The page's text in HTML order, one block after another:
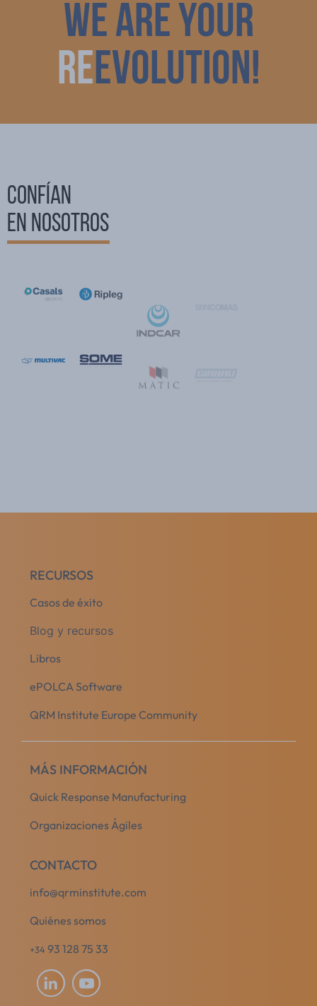
WE ARE YOUR
reEVOLUTION!
CONFÍAN
EN NOSOTROS
RECURSOS
Casos de éxito
Blog y recursos
Libros
ePOLCA Software
QRM Institute Europe Community
MÁS INFORMACIÓN
Quick Response Manufacturing
Organizaciones Ágiles
CONTACTO
info@qrminstitute.com
Quiénes somos
+34 93 128 75 33